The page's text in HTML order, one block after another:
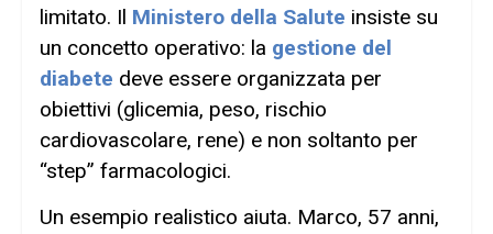
limitato. Il Ministero della Salute insiste su
un concetto operativo: la gestione del
diabete deve essere organizzata per
obiettivi (glicemia, peso, rischio
cardiovascolare, rene) e non soltanto per
“step” farmacologici.
Un esempio realistico aiuta. Marco, 57 anni,